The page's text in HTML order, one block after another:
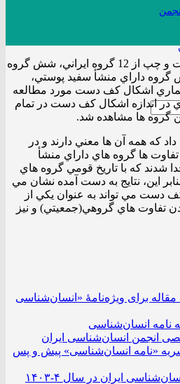
تعداد 604 اثر كف دست راست و چپ از 12 گروه ايراني، شش گروه
داراي منشأ سفيد پوستي،
اشكال كف دست مورد مطالعه
در اندازه اشكال كف دست در تمام
گروه ها مشاهده شد.
كه همه آن ها معني دارند و در
ها گروه هاي داراي منشأ
شدند كه با تاريخ قومي گروه هاي
اين، نتايج به دست آمده نشان مي
مي تواند به عنوان يكي از
تفاوت هاي گروهي(جمعيتي) و نيز
مقاله برای ویژه‌نامۀ «انسان‌شناسی
انجمن انسان‌شناسی ایران
«نامه انسان‌شناسی» پیش و پس
ایران در سال ۴-۱۴۰۳